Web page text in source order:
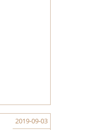
2019-09-03